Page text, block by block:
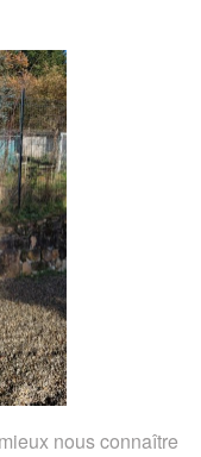
nous connaître